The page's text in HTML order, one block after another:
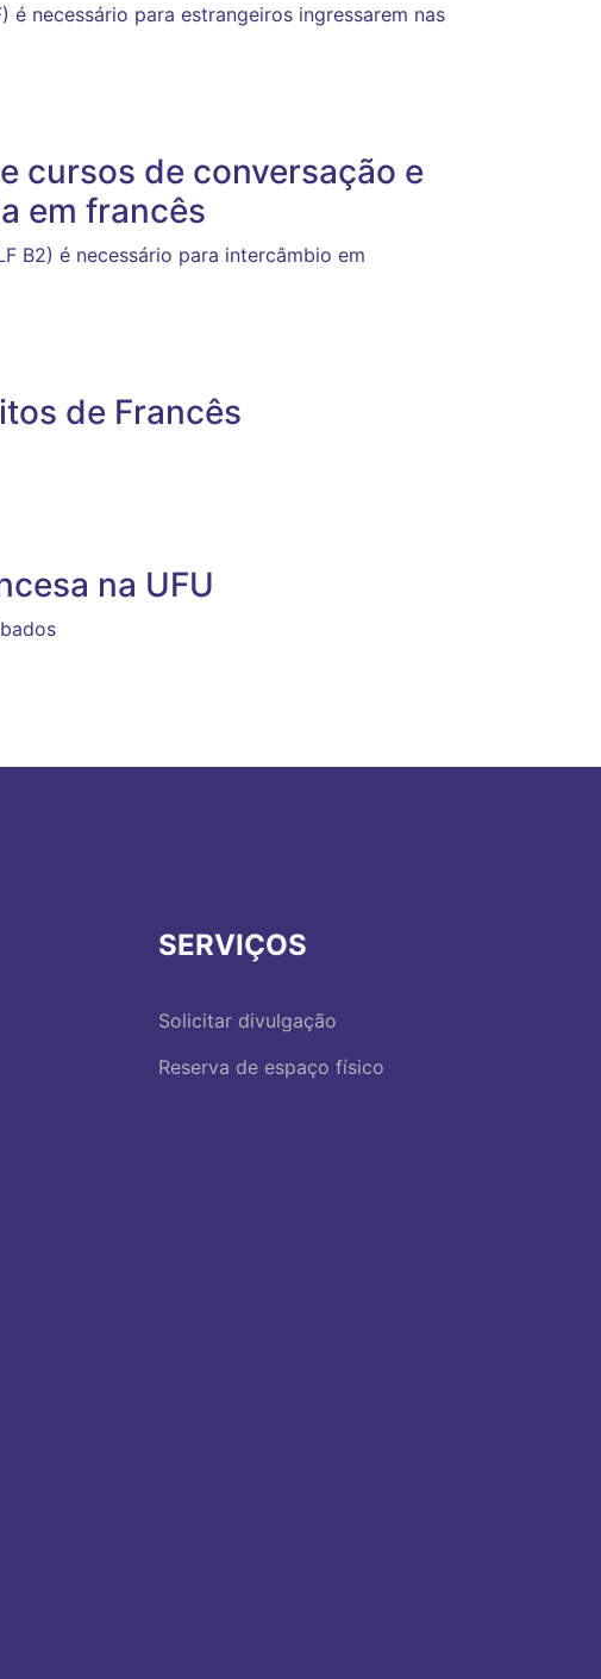
é necessário para estrangeiros ingressarem nas
cursos de conversação e
em francês
B2) é necessário para intercâmbio em
de Francês
na UFU
SERVIÇOS
Solicitar divulgação
Reserva de espaço físico